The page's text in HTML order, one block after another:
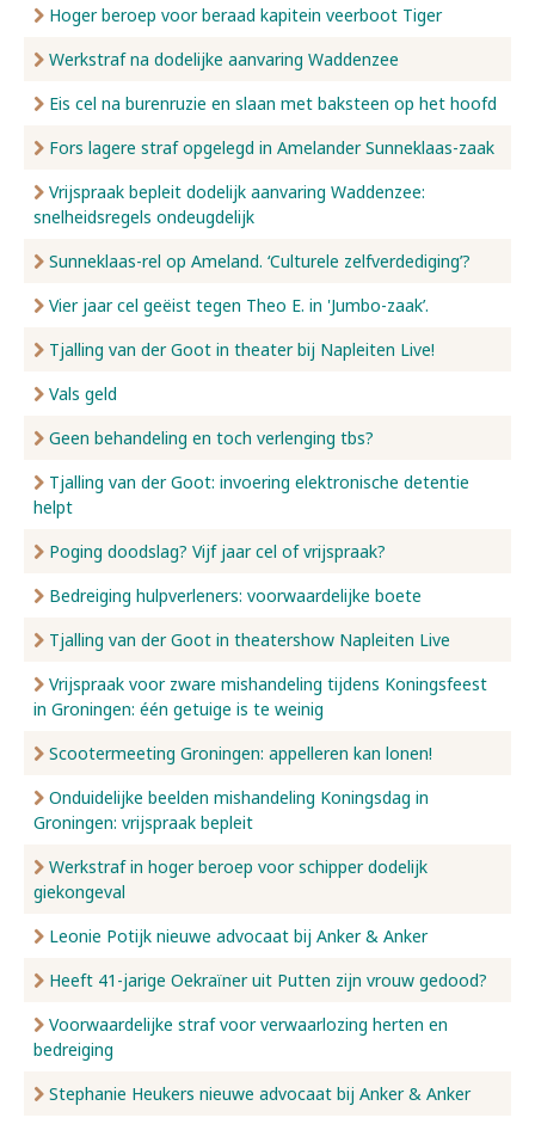
Hoger beroep voor beraad kapitein veerboot Tiger
Werkstraf na dodelijke aanvaring Waddenzee
Eis cel na burenruzie en slaan met baksteen op het hoofd
Fors lagere straf opgelegd in Amelander Sunneklaas-zaak
Vrijspraak bepleit dodelijk aanvaring Waddenzee:
snelheidsregels ondeugdelijk
Sunneklaas-rel op Ameland. ‘Culturele zelfverdediging’?
Vier jaar cel geëist tegen Theo E. in 'Jumbo-zaak’.
Tjalling van der Goot in theater bij Napleiten Live!
Vals geld
Geen behandeling en toch verlenging tbs?
Tjalling van der Goot: invoering elektronische detentie
helpt
Poging doodslag? Vijf jaar cel of vrijspraak?
Bedreiging hulpverleners: voorwaardelijke boete
Tjalling van der Goot in theatershow Napleiten Live
Vrijspraak voor zware mishandeling tijdens Koningsfeest
in Groningen: één getuige is te weinig
Scootermeeting Groningen: appelleren kan lonen!
Onduidelijke beelden mishandeling Koningsdag in
Groningen: vrijspraak bepleit
Werkstraf in hoger beroep voor schipper dodelijk
giekongeval
Leonie Potijk nieuwe advocaat bij Anker & Anker
Heeft 41-jarige Oekraïner uit Putten zijn vrouw gedood?
Voorwaardelijke straf voor verwaarlozing herten en
bedreiging
Stephanie Heukers nieuwe advocaat bij Anker & Anker